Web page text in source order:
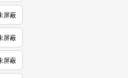
屏蔽
屏蔽
屏蔽